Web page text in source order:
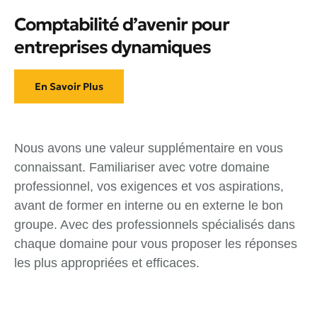
Comptabilité d’avenir pour
entreprises dynamiques
En Savoir Plus
Nous avons une valeur supplémentaire en vous
connaissant. Familiariser avec votre domaine
professionnel, vos exigences et vos aspirations,
avant de former en interne ou en externe le bon
groupe. Avec des professionnels spécialisés dans
chaque domaine pour vous proposer les réponses
les plus appropriées et efficaces.